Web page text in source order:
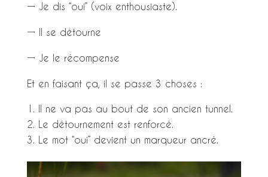
→ Je dis “oui” (voix enthousiaste).
→ Il se détourne
→ Je le récompense
Et en faisant ça, il se passe 3 choses :
Il ne va pas au bout de son ancien tunnel.
Le détournement est renforcé.
Le mot “oui” devient un marqueur ancré.